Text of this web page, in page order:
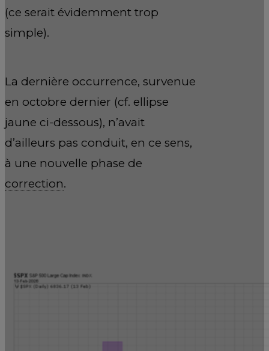
(ce serait évidemment trop
simple).
La dernière occurrence, survenue
en octobre dernier (cf. ellipse
jaune ci-dessous), n’avait
d’ailleurs pas conduit, en ce sens,
à une nouvelle phase de
correction.